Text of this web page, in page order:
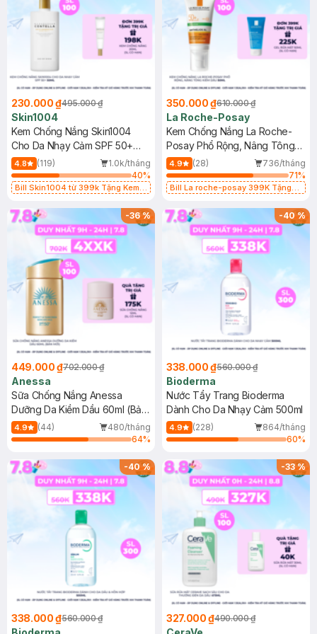
230.000 ₫495.000 ₫
Skin1004
Kem Chống Nắng Skin1004
Cho Da Nhạy Cảm SPF 50+
50ml
4.8 (119)
1.0k/tháng
40%
Bill Skin1004 từ 399k Tặng Kem
SPF 50+ 20ml (SL Có Hạn)
350.000 ₫610.000 ₫
La Roche-Posay
Kem Chống Nắng La Roche-
Posay Phổ Rộng, Nâng Tông
Kiềm Dầu 50ml
4.9 (28)
736/tháng
71%
Bill La roche-posay 399K Tặng
(SL có hạn)
-36%
449.000 ₫702.000 ₫
Anessa
Sữa Chống Nắng Anessa
Dưỡng Da Kiềm Dầu 60ml (Bản
Mới)
4.9 (44)
480/tháng
64%
-40%
338.000 ₫560.000 ₫
Bioderma
Nước Tẩy Trang Bioderma
Dành Cho Da Nhạy Cảm 500ml
4.9 (228)
864/tháng
60%
-40%
338.000 ₫560.000 ₫
-33%
327.000 ₫490.000 ₫